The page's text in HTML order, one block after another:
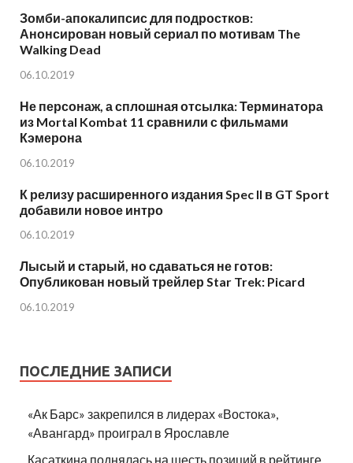
Зомби-апокалипсис для подростков:
Анонсирован новый сериал по мотивам The
Walking Dead
06.10.2019
Не персонаж, а сплошная отсылка: Терминатора
из Mortal Kombat 11 сравнили с фильмами
Кэмерона
06.10.2019
К релизу расширенного издания Spec II в GT Sport
добавили новое интро
06.10.2019
Лысый и старый, но сдаваться не готов:
Опубликован новый трейлер Star Trek: Picard
06.10.2019
ПОСЛЕДНИЕ ЗАПИСИ
«Ак Барс» закрепился в лидерах «Востока»,
«Авангард» проиграл в Ярославле
Касаткина поднялась на шесть позиций в рейтинге